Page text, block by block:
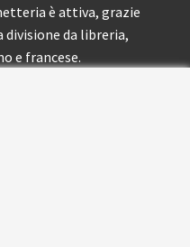
è attiva, grazie
divisione da libreria,
e francese.